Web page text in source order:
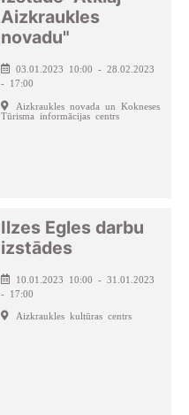
Aizkraukles
novadu"
03.01.2023 10:00 - 28.02.2023
- 17:00
Aizkraukles novada un Kokneses
Tūrisma informācijas centrs
Ilzes Egles darbu
izstādes
10.01.2023 10:00 - 31.01.2023
- 17:00
Aizkraukles kultūras centrs